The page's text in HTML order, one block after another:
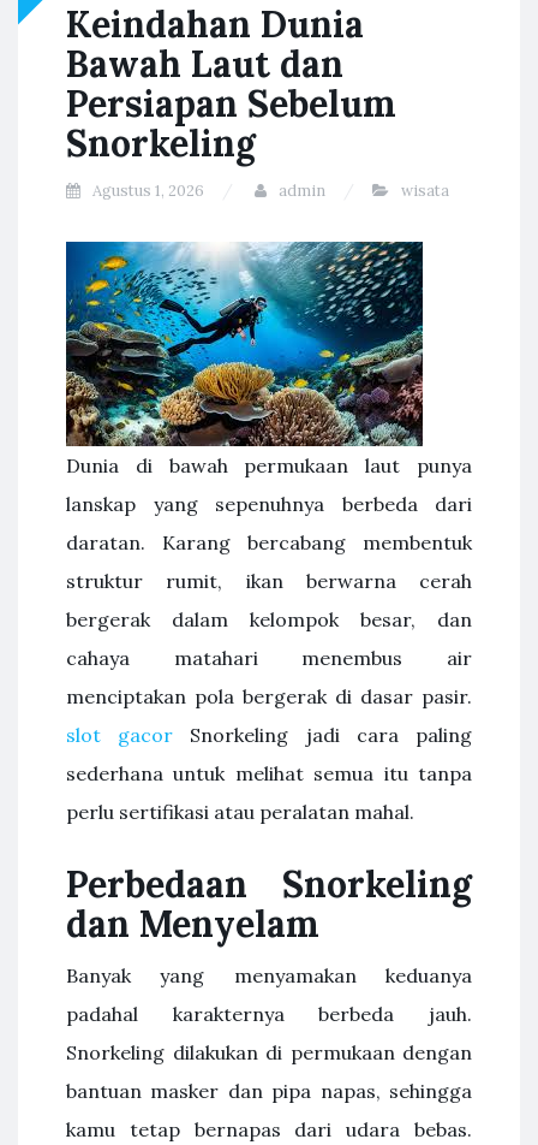
Keindahan Dunia
Bawah Laut dan
Persiapan Sebelum
Snorkeling
Agustus 1, 2026 admin wisata
Dunia di bawah permukaan laut punya
lanskap yang sepenuhnya berbeda dari
daratan. Karang bercabang membentuk
struktur rumit, ikan berwarna cerah
bergerak dalam kelompok besar, dan
cahaya matahari menembus air
menciptakan pola bergerak di dasar pasir.
slot gacor Snorkeling jadi cara paling
sederhana untuk melihat semua itu tanpa
perlu sertifikasi atau peralatan mahal.
Perbedaan Snorkeling
dan Menyelam
Banyak yang menyamakan keduanya
padahal karakternya berbeda jauh.
Snorkeling dilakukan di permukaan dengan
bantuan masker dan pipa napas, sehingga
kamu tetap bernapas dari udara bebas.